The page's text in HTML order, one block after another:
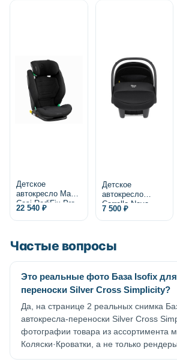
Детское
автокресло Maxi-
Cosi RodiFix Pro
2 i-Size
22 540 ₽
Детское
автокресло
Carrello Nova
7 500 ₽
Частые вопросы
Это реальные фото База Isofix для
переноски Silver Cross Simplicity?
Да, на странице 2 реальных снимка
автокресла-переноски Silver Cross
фотографии товара из ассортимента
Коляски·Кроватки, а не только